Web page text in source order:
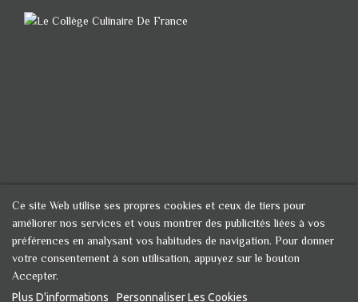
Ce site Web utilise ses propres cookies et ceux de tiers pour
améliorer nos services et vous montrer des publicités liées à vos
préférences en analysant vos habitudes de navigation. Pour donner
votre consentement à son utilisation, appuyez sur le bouton
Accepter.
Plus D'informations
Personnaliser Les Cookies